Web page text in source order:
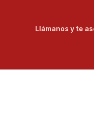
Llámanos y te